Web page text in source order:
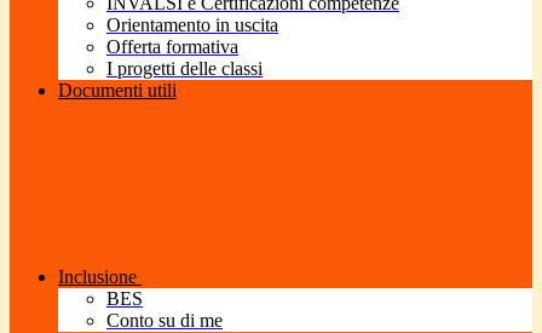
Orientamento in uscita
Offerta formativa
I progetti delle classi
Documenti utili
Inclusione
BES
Conto su di me